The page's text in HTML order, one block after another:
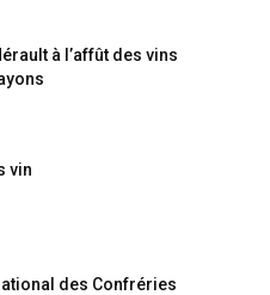
à l’affût des vins
vin
des Confréries